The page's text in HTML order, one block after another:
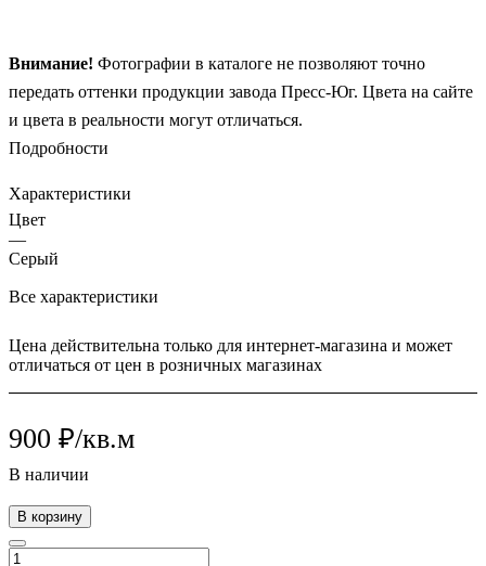
Внимание!
передать оттенки продукции заводa Пресс-Юг. Цвета на сайте
и цвета в реальности могут отличаться.
Подробности
Характеристики
Цвет
—
Серый
Все характеристики
Цена действительна только для интернет-магазина и может
отличаться от цен в розничных магазинах
900 ₽/кв.м
В наличии
В корзину